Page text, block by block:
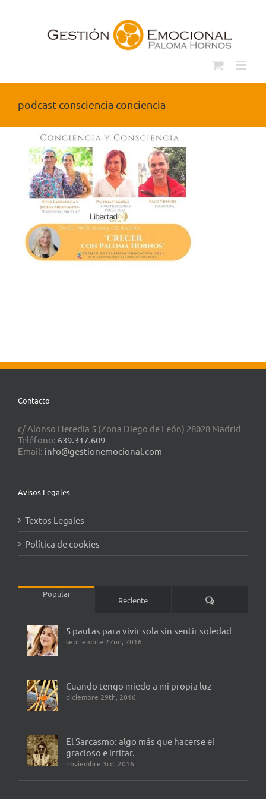
podcast consciencia conciencia
Contacto
c/ Alonso Heredia 5 (Zona Diego de León) 28028 Madrid
Teléfono: 639.317.609
Email: info@gestionemocional.com
Avisos Legales
Textos Legales
Política de cookies
Popular
Reciente Comentarios
5 pautas para vivir sola sin sentir soledad
septiembre 22nd, 2016
Cuando tengo miedo a mi propia luz
diciembre 29th, 2016
El Sarcasmo: algo más que hacerse el
gracioso e irritar.
noviembre 3rd, 2016